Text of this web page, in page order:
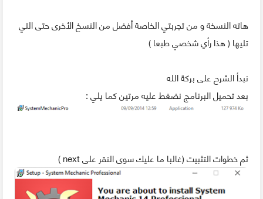
هاته النسخة و من تجربتي الخاصة أفضل من النسخ الأخرى حتى التي
تليها ( هذا رأي شخصي طبعا )
نبدأ الشرح على بركة الله
بعد تحميل البرنامج نضغط عليه مرتين كما يلي :
ثم خطوات التثبيت (غالبا ما عليك سوى النقر على next )